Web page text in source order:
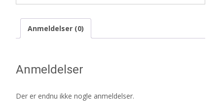
Anmeldelser (0)
Anmeldelser
Der er endnu ikke nogle anmeldelser.